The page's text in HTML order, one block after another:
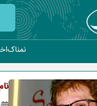
نمناک